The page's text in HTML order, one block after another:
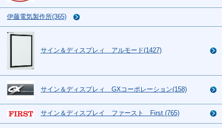
伊藤電気製作所(365)
サイン＆ディスプレィ アルモード(1427)
サイン＆ディスプレィ GXコーポレーション(158)
サイン＆ディスプレイ ファースト First (765)